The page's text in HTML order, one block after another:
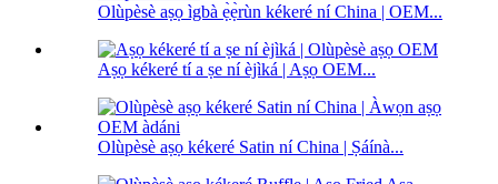
Olùpèsè aṣọ ìgbà ẹ̀ẹ̀rùn kékeré ní China | OEM...
Aṣọ kékeré tí a ṣe ní èjìká | Aṣọ OEM...
Olùpèsè aṣọ kékeré Satin ní China | Ṣáínà...